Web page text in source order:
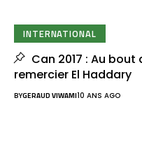
INTERNATIONAL
Can 2017 : Au bout
remercier El Haddary
BYGERAUD VIWAMI10 ANS AGO